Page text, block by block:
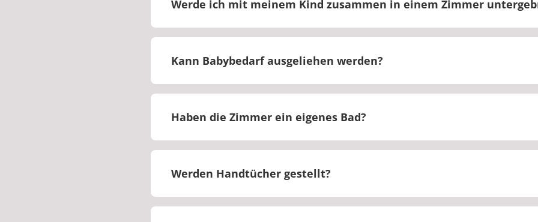
Werde ich mit meinem Kind zusammen in einem Zimmer
Sie werden zusammen mit Ihrem Kind untergebracht.
Kann Babybedarf ausgeliehen werden?
Nein, Babybedarf kann in unser Klinik nicht ausgeliehen werden.
Haben die Zimmer ein eigenes Bad?
Ja, jedes Zimmer hat ein eigenes Bad.
Werden Handtücher gestellt?
Ja, Handtücher werden für Ihren Klinikaufenthalt gestellt und regelmäßig